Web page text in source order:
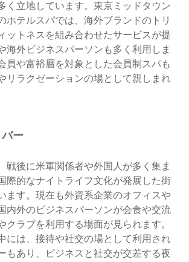
く立地しています。東京ミッドタウン
ホテルスパでは、海外ブランドのトリ
ットネスを組み合わせたサービスが提
海外ビジネスパーソンも多く利用しま
員や富裕層を対象とした会員制スパも
リラクゼーションの場として親しまれ
ー
戦後に米軍関係者や外国人が多く集ま
際的なナイトライフ文化が発展した街
ます。現在も外資系企業のオフィスや
内外のビジネスパーソンが会食や交流
クラブを利用する場面が見られます。
には、接待や社交の場として利用され
もあり、ビジネスと社交が交差する夜